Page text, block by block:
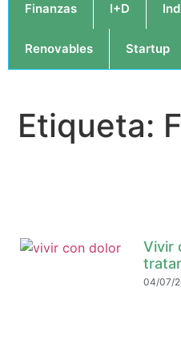
Finanzas I+D
Renovables Startup
Etiqueta:
Vivir
04/07/